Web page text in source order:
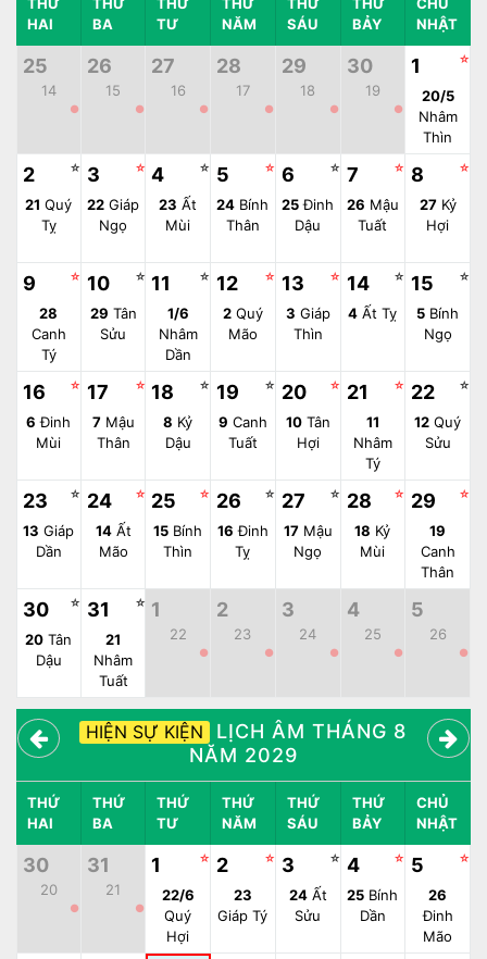
HAI
BA
TƯ
NĂM
SÁU
BẢY
NHẬT
25
14
●
26
15
●
27
16
●
28
17
●
29
18
●
30
19
●
1 ☆
20/5
Nhâm
Thìn
2 ☆
21 Quý
Tỵ
3 ☆
22 Giáp
Ngọ
4 ☆
23 Ất
Mùi
5 ☆
24 Bính
Thân
6 ☆
25Đinh
Dậu
7 ☆
26 Mậu
Tuất
8 ☆
27Kỷ
Hợi
9 ☆
28
Canh
Tý
10 ☆
29 Tân
Sửu
11 ☆
1/6
Nhâm
Dần
12 ☆
2Quý
Mão
13 ☆
3 Giáp
Thìn
14 ☆
4 Ất Tỵ
15 ☆
5 Bính
Ngọ
16 ☆
6 Đinh
Mùi
17 ☆
7Mậu
Thân
18 ☆
8 Kỷ
Dậu
19 ☆
9 Canh
Tuất
20 ☆
10Tân
Hợi
21 ☆
11
Nhâm
Tý
22 ☆
12 Quý
Sửu
23 ☆
13 Giáp
Dần
24 ☆
14Ất
Mão
25 ☆
15 Bính
Thìn
26 ☆
16 Đinh
Tỵ
27 ☆
17Mậu
Ngọ
28 ☆
18 Kỷ
Mùi
29 ☆
19
Canh
Thân
30 ☆
20 Tân
Dậu
31 ☆
21
Nhâm
Tuất
1
22
●
2
23
●
3
24
●
4
25
●
5
26
●
HIỆN SỰ KIỆN
LỊCH ÂM THÁNG 8
NĂM 2029
THỨ
HAI
THỨ
BA
THỨ
TƯ
THỨ
NĂM
THỨ
SÁU
THỨ
BẢY
CHỦ
NHẬT
30
20
●
31
21
●
1 ☆
22/6
Quý
Hợi
2 ☆
23
Giáp Tý
3 ☆
24Ất
Sửu
4 ☆
25 Bính
Dần
5 ☆
26
Đinh
Mão